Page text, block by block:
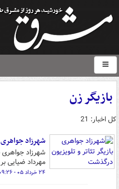
بازیگر زن
کل اخبار: 21
شهرزاد
شهرزاد جواهری
مهرداد ضیایی
۲۴ خرداد ۰۵ - ۰۹:۲۶